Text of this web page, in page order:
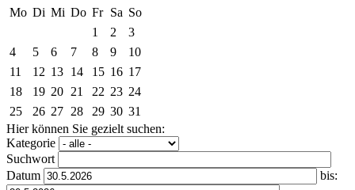
Mo Di Mi Do Fr Sa So
1
2
3
4
5 6 7 8 9
10
11
12 13 14 15 16 17
18
19 20 21 22 23 24
25
26 27 28 29 30 31
Hier können Sie gezielt suchen:
Kategorie
Suchwort
Datum
bis: